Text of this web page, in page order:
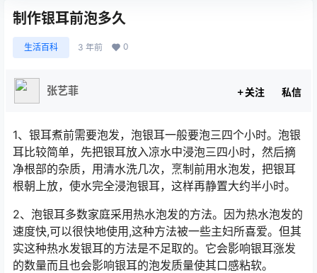
制作银耳前泡多久
生活百科 3 年前 0
张艺菲 关注 私信
1、银耳煮前需要泡发，泡银耳一般要泡三四个小时。泡银
耳比较简单，先把银耳放入凉水中浸泡三四小时，然后摘
净根部的杂质，用清水洗几次，烹制前用水泡发，把银耳
根朝上放，使水完全浸泡银耳，这样再静置大约半小时。
2、泡银耳多数家庭采用热水泡发的方法。因为热水泡发的
速度快,可以很快地使用,这种方法被一些主妇所喜爱。但其
实这种热水发银耳的方法是不足取的。它会影响银耳涨发
的数量而且也会影响银耳的泡发质量使其口感粘软。